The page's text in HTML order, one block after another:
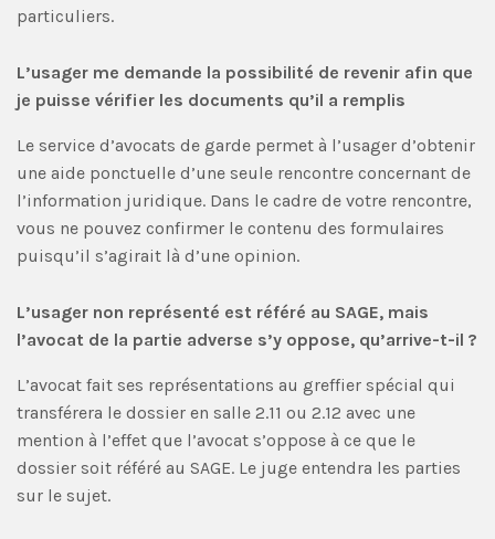
particuliers.
L’usager me demande la possibilité de revenir afin que
je puisse vérifier les documents qu’il a remplis
Le service d’avocats de garde permet à l’usager d’obtenir
une aide ponctuelle d’une seule rencontre concernant de
l’information juridique. Dans le cadre de votre rencontre,
vous ne pouvez confirmer le contenu des formulaires
puisqu’il s’agirait là d’une opinion.
L’usager non représenté est référé au SAGE, mais
l’avocat de la partie adverse s’y oppose, qu’arrive-t-il ?
L’avocat fait ses représentations au greffier spécial qui
transférera le dossier en salle 2.11 ou 2.12 avec une
mention à l’effet que l’avocat s’oppose à ce que le
dossier soit référé au SAGE. Le juge entendra les parties
sur le sujet.